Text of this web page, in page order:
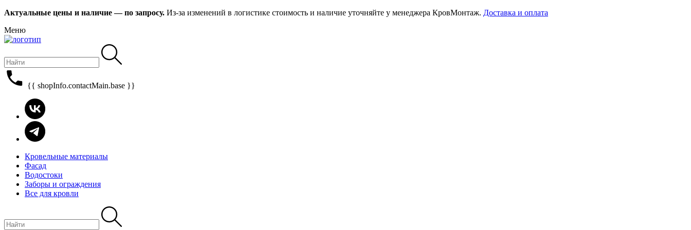
Актуальные цены и наличие — по запросу. Из-за изменений в логистике стоимость и наличие уточняйте у менеджера КровМонтаж. Доставка и оплата
Меню
{{ shopInfo.contactMain.base }}
Кровельные материалы
Фасад
Водостоки
Заборы и ограждения
Все для кровли